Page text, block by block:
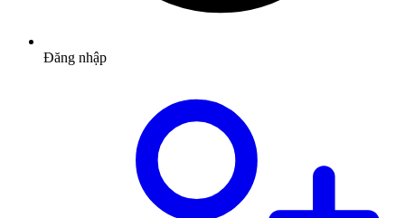
Đăng nhập